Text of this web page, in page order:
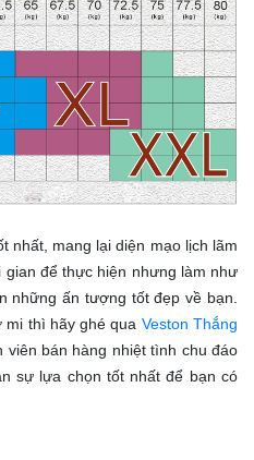
nhất, mang lại diện mạo lịch lãm
để thực hiện nhưng làm như
những ấn tượng tốt đẹp về bạn.
mi thì hãy ghé qua Veston Thắng
viên bán hàng nhiệt tình chu đáo
sự lựa chọn tốt nhất để bạn có